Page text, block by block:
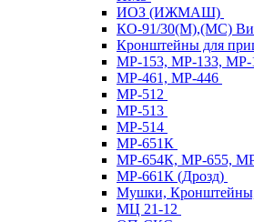
ИОЗ (ИЖМАШ)
КО-91/30(М),(МС)
Кронштейны для
МР-153, МР-133, МР-
МР-461, МР-446
МР-512
МР-513
МР-514
МР-651К
МР-654К, МР-655,
МР-661К (Дрозд)
Мушки,
МЦ 21-12